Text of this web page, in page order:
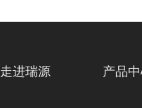
走进瑞源 产品